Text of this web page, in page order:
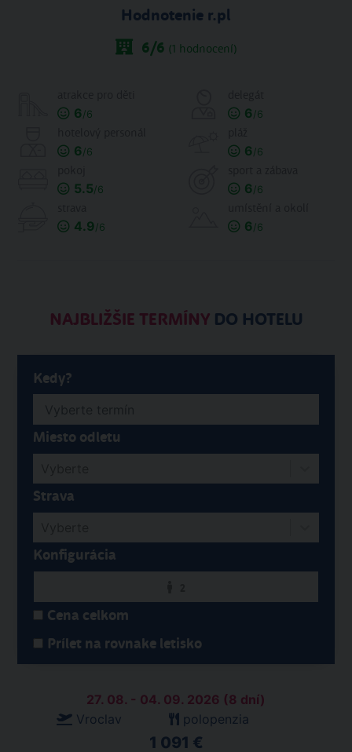
Hodnotenie r.pl
6/6 (1 hodnocení)
6/6 6/6
6/6 6/6
5.5/6 6/6
4.9/6 6/6
NAJBLIŽŠIE TERMÍNYDO HOTELU
Kedy?
Miesto odletu
Strava
Konfigurácia
Cena celkom
Prílet na rovnake letisko
27. 08. - 04. 09. 2026 (8 dní)
Vroclav
polopenzia
1 091 €